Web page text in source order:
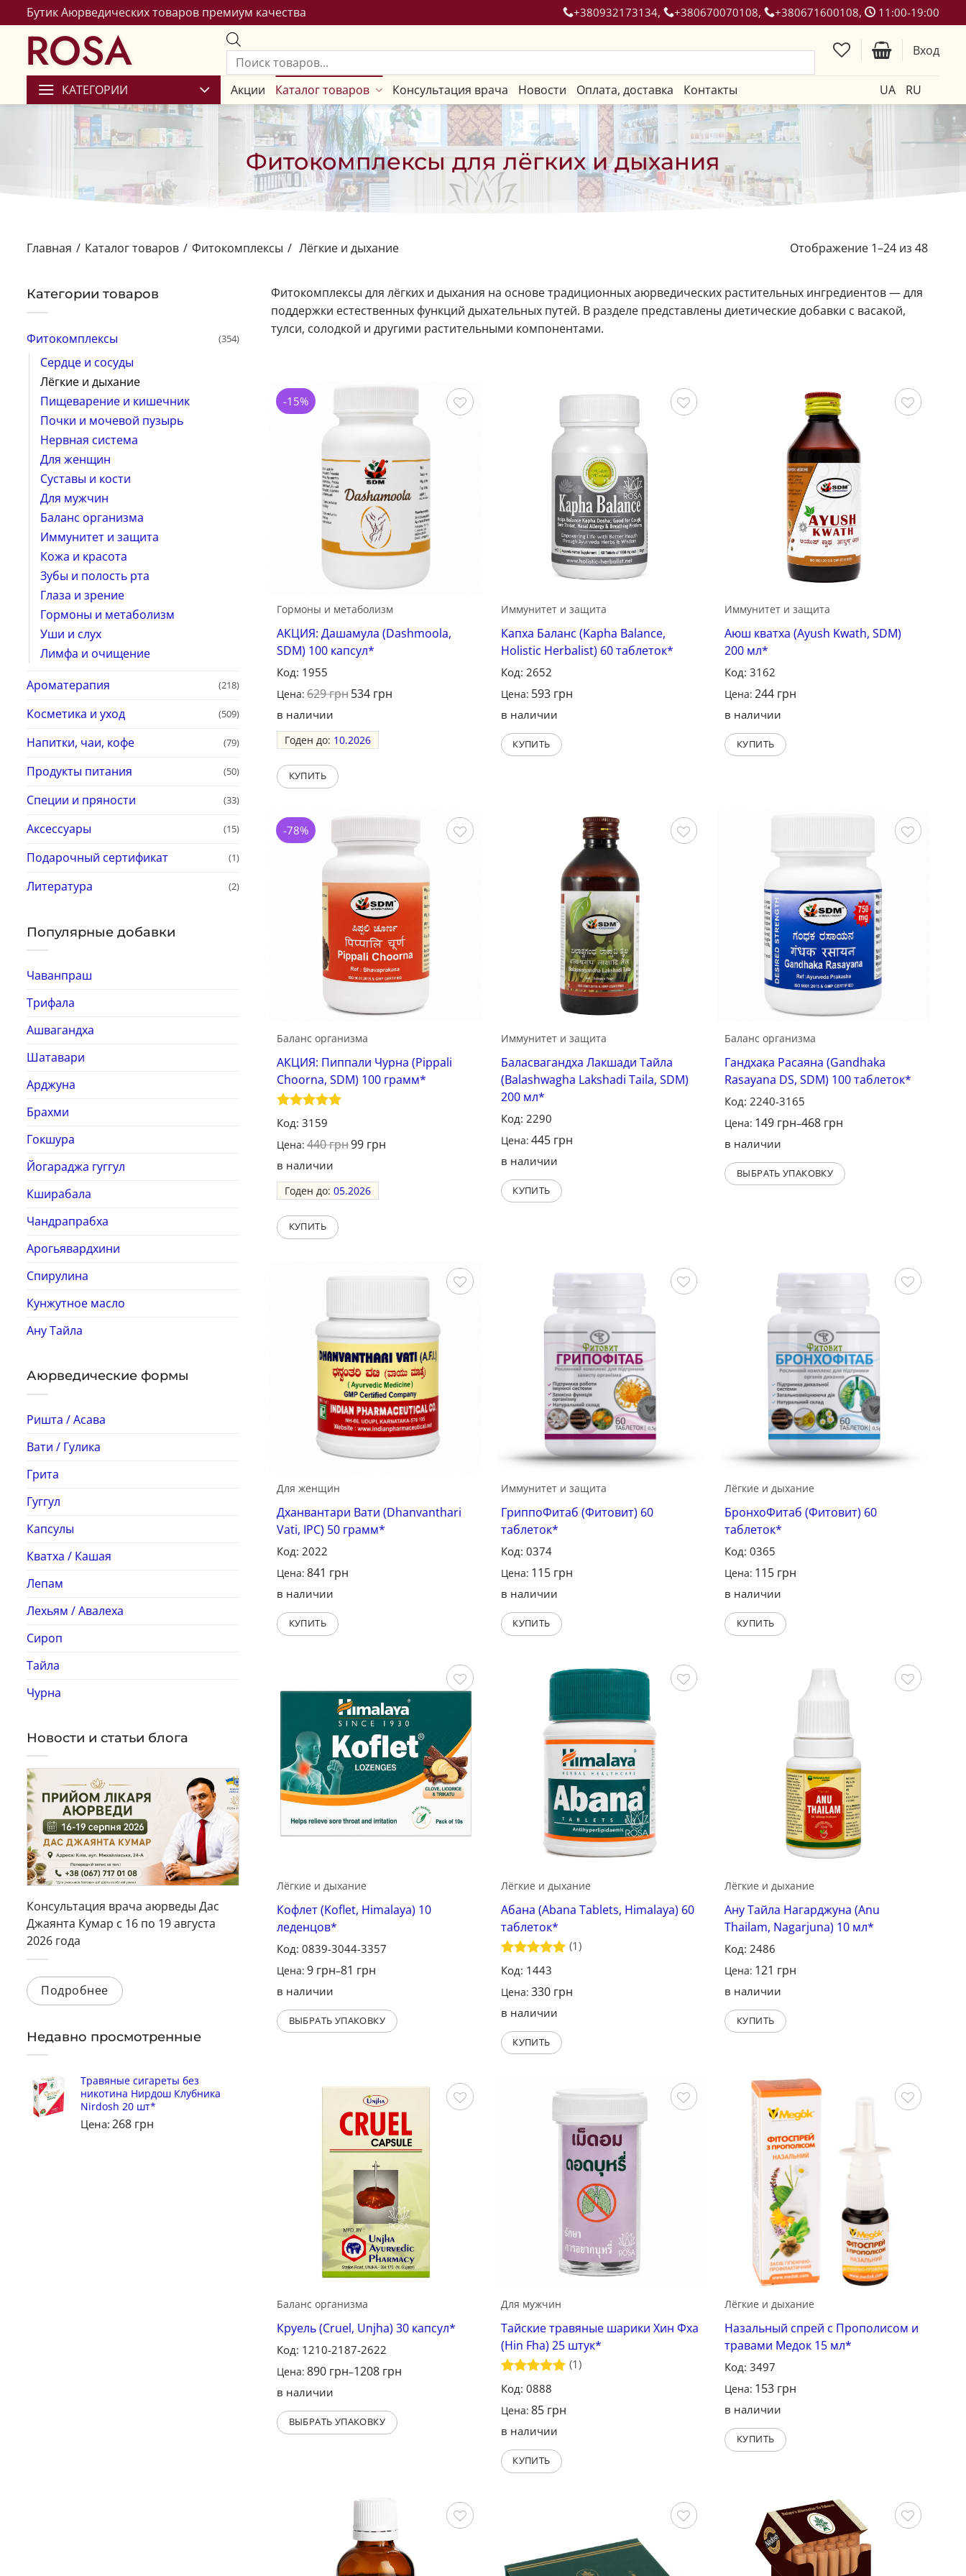
Бутик Аюрведических товаров премиум качества +380932173134, +380670070108, +380671600108, 11:00-19:00
ROSA Вход
КАТЕГОРИИ Акции Каталог товаров Консультация врача Новости Оплата, доставка Контакты UA RU
Фитокомплексы для лёгких и дыхания
Главная / Каталог товаров / Фитокомплексы / Лёгкие и дыхание Отображение 1–24 из 48
Категории товаров
Фитокомплексы (354)
Сердце и сосуды
Лёгкие и дыхание
Пищеварение и кишечник
Почки и мочевой пузырь
Нервная система
Для женщин
Суставы и кости
Для мужчин
Баланс организма
Иммунитет и защита
Кожа и красота
Зубы и полость рта
Глаза и зрение
Гормоны и метаболизм
Уши и слух
Лимфа и очищение
Ароматерапия
(218)
Косметика и уход (509)
Напитки, чаи, кофе (79)
Продукты питания (50)
Специи и пряности (33)
Аксессуары (15)
Подарочный сертификат (1)
Литература (2)
Популярные добавки
Чаванпраш
Трифала
Ашвагандха
Шатавари
Арджуна
Брахми
Гокшура
Йогараджа гуггул
Кширабала
Чандрапрабха
Арогьявардхини
Спирулина
Кунжутное масло
Ану Тайла
Аюрведические формы
Ришта / Асава
Вати / Гулика
Грита
Гуггул
Капсулы
Кватха / Кашая
Лепам
Лехьям / Авалеха
Сироп
Тайла
Чурна
Новости и статьи блога
Консультация врача аюрведы Дас
Джаянта Кумар с 16 по 19 августа
2026 года
Подробнее
Недавно просмотренные
Травяные сигареты без
никотина Нирдош Клубника
Nirdosh 20 шт*
Цена: 268 грн
Фитокомплексы для лёгких и дыхания на основе традиционных аюрведических растительных ингредиентов — для
поддержки естественных функций дыхательных путей. В разделе представлены диетические добавки с васакой,
тулси, солодкой и другими растительными компонентами.
-15%
Гормоны и метаболизм
АКЦИЯ: Дашамула (Dashmoola,
SDM) 100 капсул*
Код: 1955
Цена: 629грн534 грн
в наличии
Годен до: 10.2026
КУПИТЬ
Сохранить
Иммунитет и защита
Капха Баланс (Kapha Balance,
Holistic Herbalist) 60 таблеток*
Код: 2652
Цена: 593 грн
в наличии
КУПИТЬ
Иммунитет и защита
Аюш кватха (Ayush Kwath, SDM)
200 мл*
Код: 3162
Цена: 244 грн
в наличии
КУПИТЬ
-78%
Баланс организма
АКЦИЯ: Пиппали Чурна (Pippali
Choorna, SDM) 100 грамм*
Оценка5
из 5
Код: 3159
Цена: 440грн99 грн
в наличии
Годен до:05.2026
КУПИТЬ
Иммунитет и защита
Баласвагандха Лакшади Тайла
(Balashwagha Lakshadi Taila, SDM)
200 мл*
Код: 2290
Цена: 445 грн
в наличии
КУПИТЬ
Сохранить
Баланс организма
Гандхака Расаяна (Gandhaka
Rasayana DS, SDM) 100 таблеток*
Код: 2240-3165
Цена: 149 грн–468 грн
в наличии
ВЫБРАТЬ УПАКОВКУ
Для женщин
Дханвантари Вати (Dhanvanthari
Vati, IPC) 50 грамм*
Код: 2022
Цена: 841 грн
в наличии
КУПИТЬ
Сохранить
Иммунитет и защита
ГриппоФитаб (Фитовит) 60
таблеток*
Код: 0374
Цена: 115 грн
в наличии
КУПИТЬ
Сохранить
Лёгкие и дыхание
БронхоФитаб (Фитовит) 60
таблеток*
Код: 0365
Цена: 115 грн
в наличии
КУПИТЬ
Лёгкие и дыхание
Кофлет (Koflet, Himalaya) 10
леденцов*
Код: 0839-3044-3357
Цена: 9 грн–81 грн
в наличии
ВЫБРАТЬ УПАКОВКУ
Сохранить
Лёгкие и дыхание
Абана (Abana Tablets, Himalaya) 60
таблеток*
Оценка5
из 5
(1)
Код: 1443
Цена: 330 грн
в наличии
КУПИТЬ
Лёгкие и дыхание
Ану Тайла Нагарджуна (Anu
Thailam, Nagarjuna) 10 мл*
Код: 2486
Цена: 121 грн
в наличии
КУПИТЬ
Баланс организма
Круель (Cruel, Unjha) 30 капсул*
Код: 1210-2187-2622
Цена: 890 грн–1208 грн
в наличии
ВЫБРАТЬ УПАКОВКУ
Сохранить
Для мужчин
Тайские травяные шарики Хин Фха
(Hin Fha) 25 штук*
Оценка5
из 5
(1)
Код: 0888
Цена: 85 грн
в наличии
КУПИТЬ
Лёгкие и дыхание
Назальный спрей с Прополисом и
травами Медок 15 мл*
Код: 3497
Цена: 153 грн
в наличии
КУПИТЬ
Сохранить Сохранить